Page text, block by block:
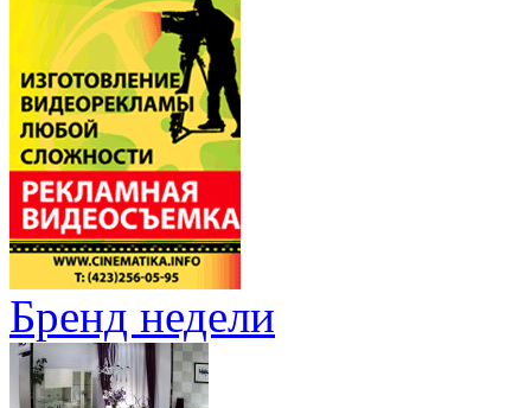
Бренд недели